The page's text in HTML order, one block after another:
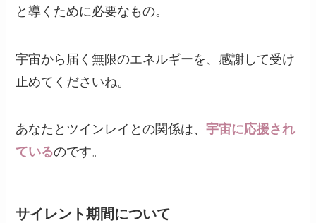
と導くために必要なもの。
宇宙から届く無限のエネルギーを、感謝して受け
止めてくださいね。
あなたとツインレイとの関係は、宇宙に応援され
ているのです。
サイレント期間について